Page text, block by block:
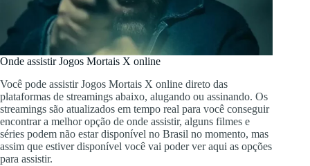
Onde assistir Jogos Mortais X online
Você pode assistir Jogos Mortais X online direto das
plataformas de streamings abaixo, alugando ou assinando. Os
streamings são atualizados em tempo real para você conseguir
encontrar a melhor opção de onde assistir, alguns filmes e
séries podem não estar disponível no Brasil no momento, mas
assim que estiver disponível você vai poder ver aqui as opções
para assistir.